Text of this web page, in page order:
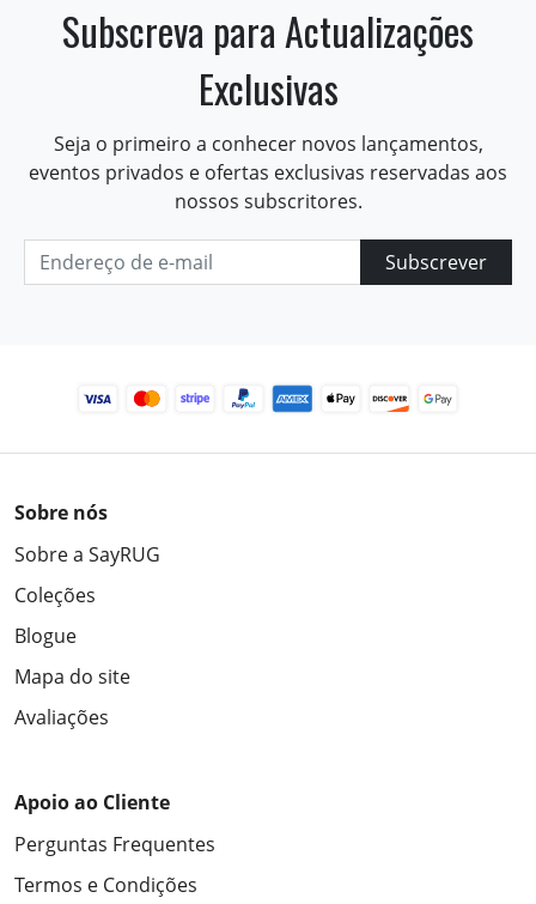
Subscreva para Actualizações
Exclusivas
Seja o primeiro a conhecer novos lançamentos,
eventos privados e ofertas exclusivas reservadas aos
nossos subscritores.
Subscrever
Sobre nós
Sobre a SayRUG
Coleções
Blogue
Mapa do site
Avaliações
Apoio ao Cliente
Perguntas Frequentes
Termos e Condições